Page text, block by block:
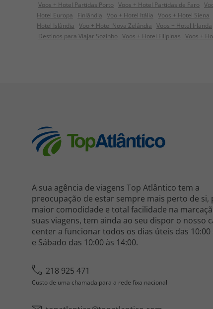
Voos + Hotel Partidas Porto Voos + Hotel Partidas de Faro
Hotel Europa
Finlândia Voo + Hotel Itália Voos + Hotel Siena
Hotel Islândia Voo + Hotel Nova Zelândia Voos + Hotel Irlanda
Destinos para Viajar Sozinho Voos + Hotel Filipinas Voos +
A sua agência de viagens Top Atlântico tem a
preocupação de estar sempre mais perto de si,
maior comodidade e total facilidade na
suas viagens, tem ainda ao seu dispor o nosso
center a funcionar todos os dias úteis das 10:00
e Sábado das 10:00 às 14:00.
218 925 471
Custo de uma chamada para a rede fixa nacional